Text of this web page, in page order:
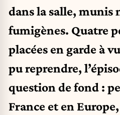
dans la salle, munis
fumigènes. Quatre
placées en garde à
pu reprendre,
question de fond :
France et en